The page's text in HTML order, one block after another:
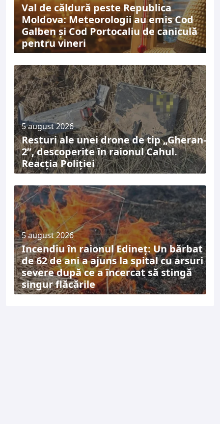
Val de căldură peste Republica
Moldova: Meteorologii au emis Cod
Galben și Cod Portocaliu de caniculă
pentru vineri
5 august 2026
Resturi ale unei drone de tip „Gheran-
2”, descoperite în raionul Cahul.
Reacția Poliției
5 august 2026
Incendiu în raionul Edineț: Un bărbat
de 62 de ani a ajuns la spital cu arsuri
severe după ce a încercat să stingă
singur flăcările